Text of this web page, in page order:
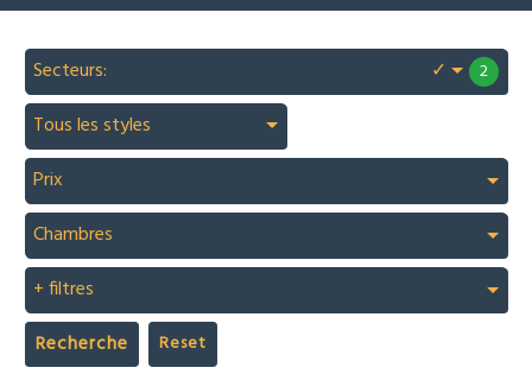
Secteurs: ✓ 2
Tous les styles
Prix
Chambres
+ filtres
Recherche